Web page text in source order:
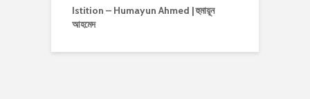
Istition – Humayun Ahmed | হুমায়ূন
আহমেদ